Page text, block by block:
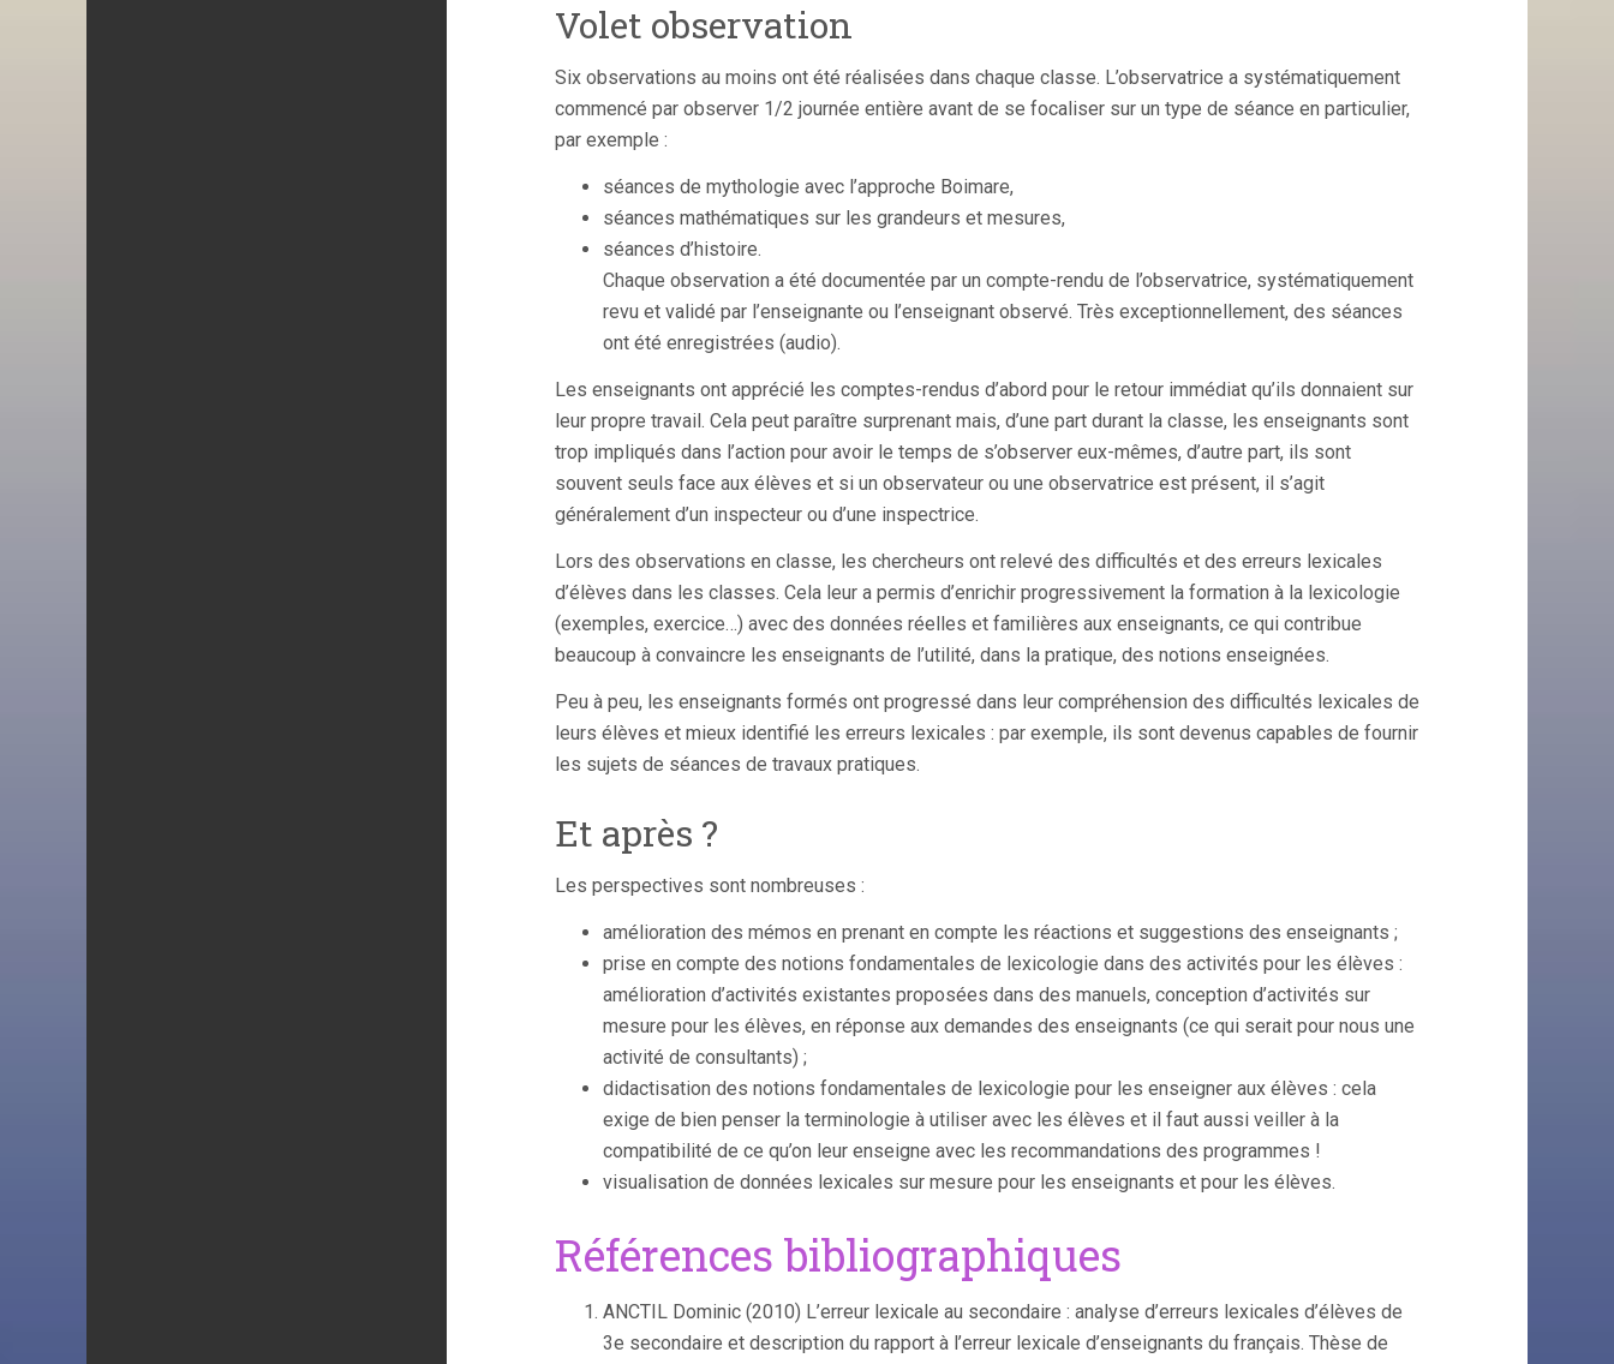
Volet observation
Six observations au moins ont été réalisées dans chaque classe. L’observatrice a systématiquement
commencé par observer 1/2 journée entière avant de se focaliser sur un type de séance en particulier,
par exemple :
séances de mythologie avec l’approche Boimare,
séances mathématiques sur les grandeurs et mesures,
séances d’histoire.
Chaque observation a été documentée par un compte-rendu de l’observatrice, systématiquement
revu et validé par l’enseignante ou l’enseignant observé. Très exceptionnellement, des séances
ont été enregistrées (audio).
Les enseignants ont apprécié les comptes-rendus d’abord pour le retour immédiat qu’ils donnaient sur
leur propre travail. Cela peut paraître surprenant mais, d’une part durant la classe, les enseignants sont
trop impliqués dans l’action pour avoir le temps de s’observer eux-mêmes, d’autre part, ils sont
souvent seuls face aux élèves et si un observateur ou une observatrice est présent, il s’agit
généralement d’un inspecteur ou d’une inspectrice.
Lors des observations en classe, les chercheurs ont relevé des difficultés et des erreurs lexicales
d’élèves dans les classes. Cela leur a permis d’enrichir progressivement la formation à la lexicologie
(exemples, exercice…) avec des données réelles et familières aux enseignants, ce qui contribue
beaucoup à convaincre les enseignants de l’utilité, dans la pratique, des notions enseignées.
Peu à peu, les enseignants formés ont progressé dans leur compréhension des difficultés lexicales de
leurs élèves et mieux identifié les erreurs lexicales : par exemple, ils sont devenus capables de fournir
les sujets de séances de travaux pratiques.
Et après ?
Les perspectives sont nombreuses :
amélioration des mémos en prenant en compte les réactions et suggestions des enseignants ;
prise en compte des notions fondamentales de lexicologie dans des activités pour les élèves :
amélioration d’activités existantes proposées dans des manuels, conception d’activités sur
mesure pour les élèves, en réponse aux demandes des enseignants (ce qui serait pour nous une
activité de consultants) ;
didactisation des notions fondamentales de lexicologie pour les enseigner aux élèves : cela
exige de bien penser la terminologie à utiliser avec les élèves et il faut aussi veiller à la
compatibilité de ce qu’on leur enseigne avec les recommandations des programmes !
visualisation de données lexicales sur mesure pour les enseignants et pour les élèves.
Références bibliographiques
ANCTIL Dominic (2010) L’erreur lexicale au secondaire : analyse d’erreurs lexicales d’élèves de
3e secondaire et description du rapport à l’erreur lexicale d’enseignants du français. Thèse de